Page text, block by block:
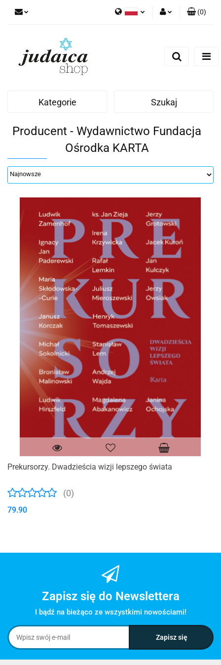
(0)
Kategorie Szukaj
Producent - Wydawnictwo Fundacja
Ośrodka KARTA
Prekursorzy. Dwadzieścia wizji lepszego świata
(0)
79.90
Zapisz się do Newslettera
I bądź na bieżąco ze wszystkimi nowościami!